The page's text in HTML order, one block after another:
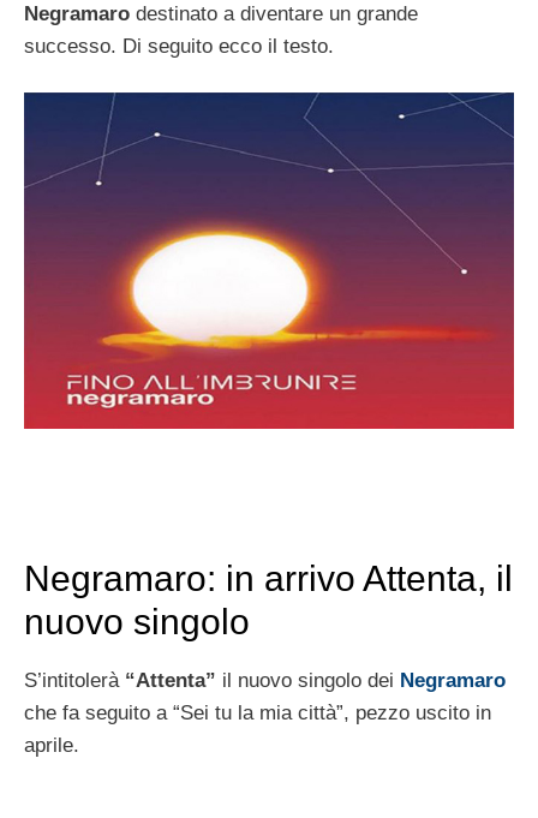
Negramaro destinato a diventare un grande
successo. Di seguito ecco il testo.
Negramaro: in arrivo Attenta, il
nuovo singolo
S’intitolerà “Attenta” il nuovo singolo dei Negramaro
che fa seguito a “Sei tu la mia città”, pezzo uscito in
aprile.